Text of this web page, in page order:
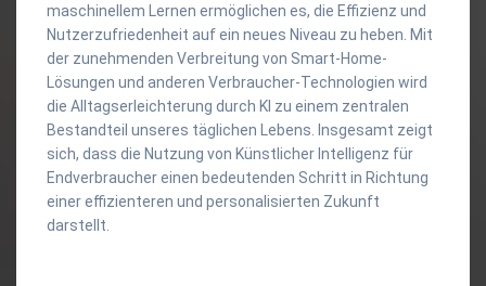
maschinellem Lernen ermöglichen es, die Effizienz und
Nutzerzufriedenheit auf ein neues Niveau zu heben. Mit
der zunehmenden Verbreitung von Smart-Home-
Lösungen und anderen Verbraucher-Technologien wird
die Alltagserleichterung durch KI zu einem zentralen
Bestandteil unseres täglichen Lebens. Insgesamt zeigt
sich, dass die Nutzung von Künstlicher Intelligenz für
Endverbraucher einen bedeutenden Schritt in Richtung
einer effizienteren und personalisierten Zukunft
darstellt.